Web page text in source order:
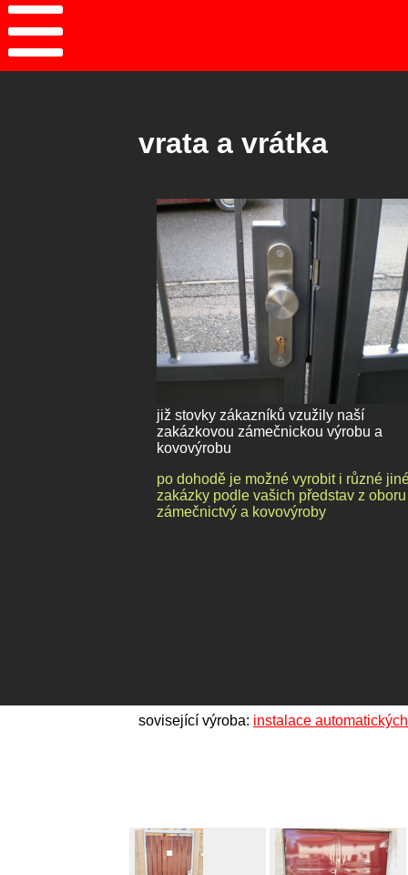
vrata a vrátka
již stovky zákazníků vzužily naší
zakázkovou zámečnickou výrobu a
kovovýrobu
po dohodě je možné vyrobit i různé
zakázky podle vašich představ z oboru
zámečnictvý a kovovýroby
sovisející výroba: instalace